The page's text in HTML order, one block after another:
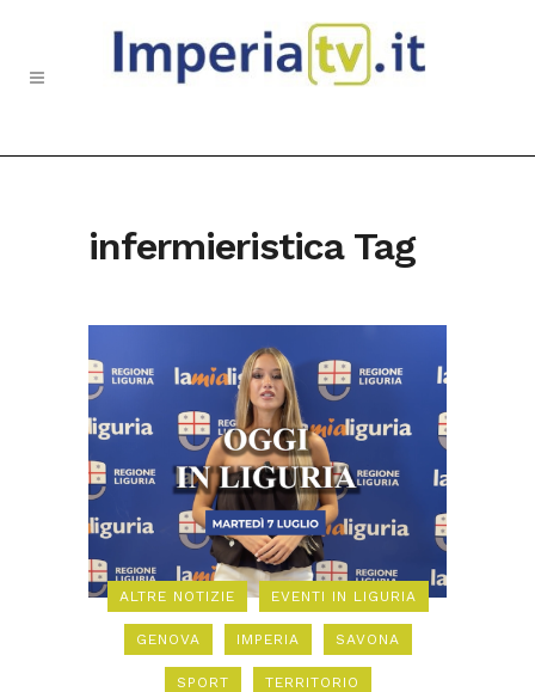
infermieristica Tag
ALTRE NOTIZIE EVENTI IN LIGURIA
GENOVA IMPERIA SAVONA
SPORT TERRITORIO